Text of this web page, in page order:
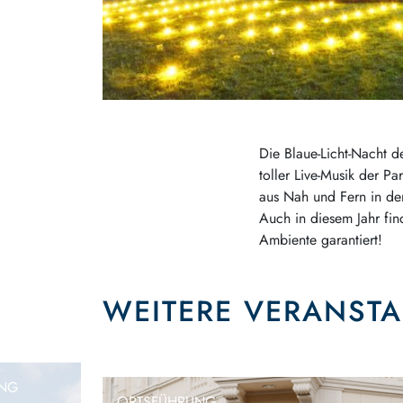
Die Blaue-Licht-Nacht
toller Live-Musik der
aus Nah und Fern in
Auch in diesem Jahr
Ambiente garantiert!
WEITERE